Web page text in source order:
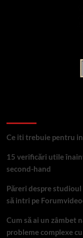
Ce iti trebuie pentru
15 verificări utile
second-hand
Păreri despre
să intri pe
Cum să ai un zâmbet
probleme complexe